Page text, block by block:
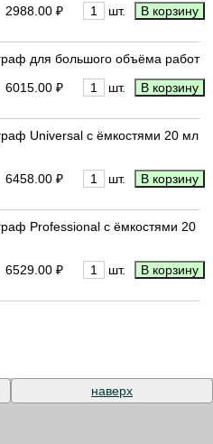
2988.00 ₽
шт.
для большого объёма работ
6015.00 ₽
шт.
Universal с ёмкостями 20 мл
6458.00 ₽
шт.
Professional с ёмкостями 20
6529.00 ₽
шт.
наверх